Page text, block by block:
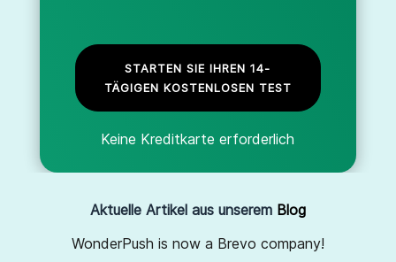
STARTEN SIE IHREN 14-
TÄGIGEN KOSTENLOSEN TEST
Keine Kreditkarte erforderlich
Aktuelle Artikel aus unserem Blog
WonderPush is now a Brevo company!